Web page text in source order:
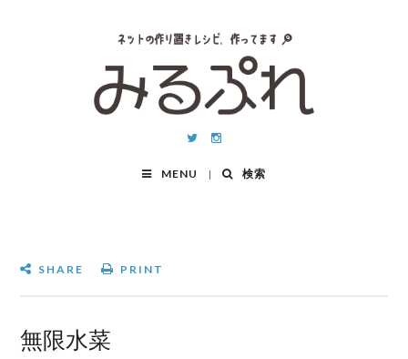
MENU 検索
SHARE PRINT
無限水菜